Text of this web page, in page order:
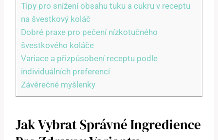
Tipy pro snížení obsahu tuku a cukru v receptu
na švestkový koláč
Dobré praxe pro pečení nízkotučného
švestkového koláče
Variace a přizpůsobení receptu podle
individuálních preferencí
Závěrečné myšlenky
Jak Vybrat Správné Ingredience